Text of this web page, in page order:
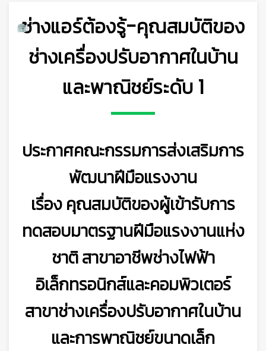
ช่างแอร์ต้องรู้-คุณสมบัติของ
ช่างเครื่องปรับอากาศในบ้าน
และพาณิชย์ระดับ 1
ประกาศคณะกรรมการส่งเสริมการ
พัฒนาฝีมือแรงงาน
เรื่อง คุณสมบัติของผู้เข้ารับการ
ทดสอบมาตรฐานฝีมือแรงงานแห่ง
ชาติสาขาอาชีพช่างไฟฟ้า
อิเล็กทรอนิกส์และคอมพิวเตอร์
สาขาช่างเครื่องปรับอากาศในบ้าน
และการพาณิชย์ขนาดเล็ก